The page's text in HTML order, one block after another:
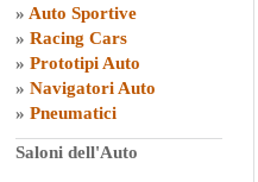
» Auto Sportive
» Racing Cars
» Prototipi Auto
» Navigatori Auto
» Pneumatici
Saloni dell'Auto